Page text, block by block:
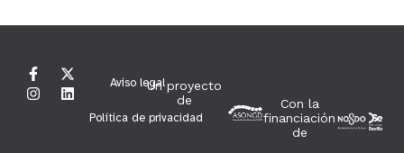
Aviso legal
Política de privacidad
Un proyecto
de
Con la
financiación
de